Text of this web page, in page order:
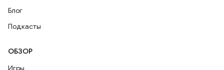
Блог
Подкасты
ОБЗОР
Игры